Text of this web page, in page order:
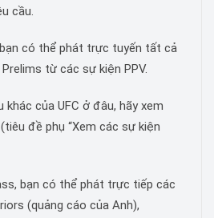
cầu.
có thể phát trực tuyến tất cả
từ các sự kiện PPV.
của UFC ở đâu, hãy xem
đề phụ “Xem các sự kiện
bạn có thể phát trực tiếp các
(quảng cáo của Anh),